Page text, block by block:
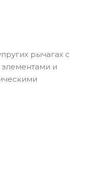
рычагах с
и
ось